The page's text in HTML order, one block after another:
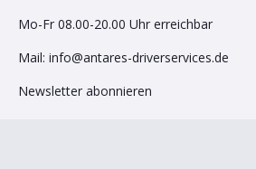
Mo-Fr 08.00-20.00 Uhr erreichbar
Mail: info@antares-driverservices.de
Newsletter abonnieren